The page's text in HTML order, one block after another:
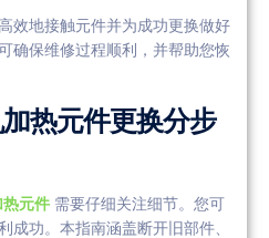
效地接触元件并为成功更换做好
确保维修过程顺利，并帮助您恢
热元件更换分步
元件 需要仔细关注细节。您可
成功。本指南涵盖断开旧部件、